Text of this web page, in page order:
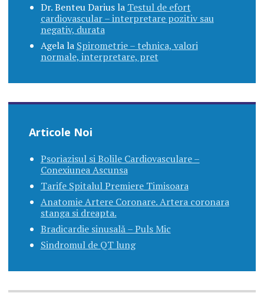
Dr. Benteu Dariusla Testul de efort
cardiovascular – interpretare pozitiv sau
negativ, durata
Agelala Spirometrie – tehnica, valori
normale, interpretare, pret
Articole Noi
Psoriazisul si Bolile Cardiovasculare –
Conexiunea Ascunsa
Tarife Spitalul Premiere Timisoara
Anatomie Artere Coronare. Artera coronara
stanga si dreapta.
Bradicardie sinusală – Puls Mic
Sindromul de QT lung